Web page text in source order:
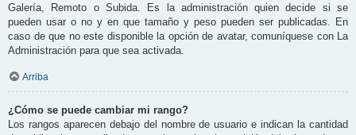
Galería, Remoto o Subida. Es la administración quien decide si se
pueden usar o no y en que tamaño y peso pueden ser publicadas. En
caso de que no este disponible la opción de avatar, comuníquese con La
Administración para que sea activada.
Arriba
¿Cómo se puede cambiar mi rango?
Los rangos aparecen debajo del nombre de usuario e indican la cantidad